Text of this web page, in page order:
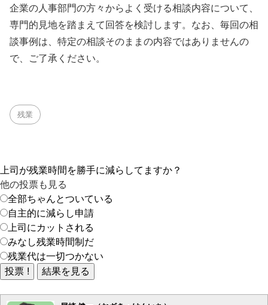
企業の人事部門の方々からよく受ける相談内容について、
専門的見地を踏まえて回答を検討します。なお、毎回の相
談事例は、特定の相談そのままの内容ではありませんの
で、ご了承ください。
残業
上司が残業時間を勝手に減らしてますか？
他の投票も見る
全部ちゃんとついている
自主的に減らし申請
上司にカットされる
みなし残業時間制だ
残業代は一切つかない